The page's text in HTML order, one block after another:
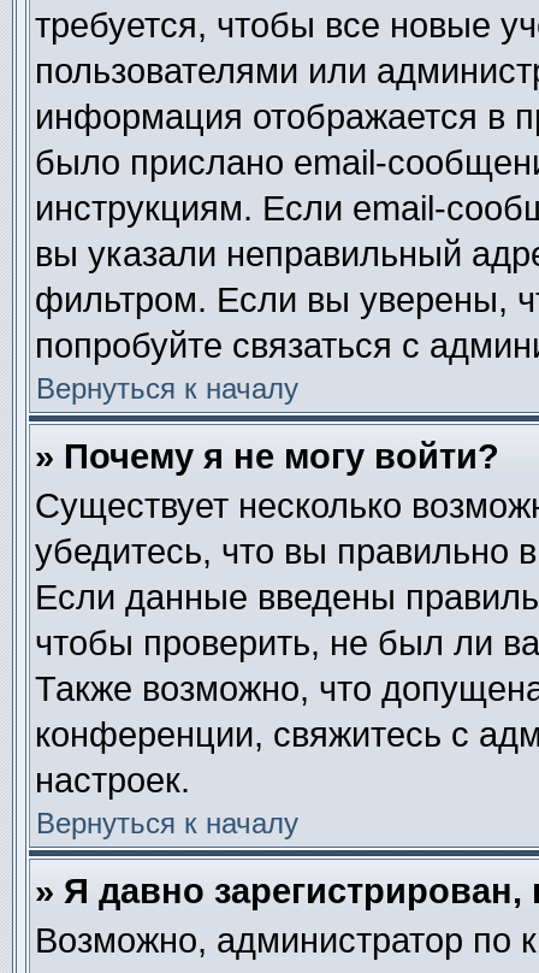
требуется, чтобы все новые
пользователями или
информация отображается в
было прислано email-
инструкциям. Если email-
вы указали неправильный
фильтром. Если вы уверены,
попробуйте связаться с
Вернуться к началу
» Почему я не могу войти?
Существует несколько
убедитесь, что вы правильно
Если данные введены
чтобы проверить, не был ли
Также возможно, что
конференции, свяжитесь с
настроек.
Вернуться к началу
» Я давно
Возможно, администратор по